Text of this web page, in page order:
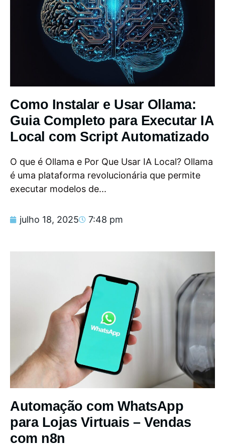
Como Instalar e Usar Ollama:
Guia Completo para Executar IA
Local com Script Automatizado
O que é Ollama e Por Que Usar IA Local? Ollama
é uma plataforma revolucionária que permite
executar modelos de...
julho 18, 2025 7:48 pm
Automação com WhatsApp
para Lojas Virtuais – Vendas
com n8n